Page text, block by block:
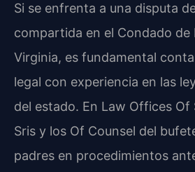
Si se enfrenta a una disputa
compartida en el Condado de
Virginia, es fundamental
legal con experiencia en las
del estado. En Law Offices Of
Sris y los Of Counsel del
padres en procedimientos